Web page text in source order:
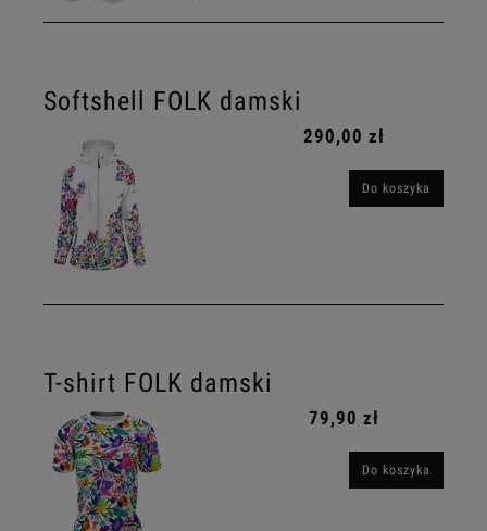
Softshell FOLK damski
290,00 zł
Do koszyka
T-shirt FOLK damski
79,90 zł
Do koszyka